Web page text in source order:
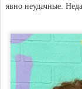
явно неудачные.